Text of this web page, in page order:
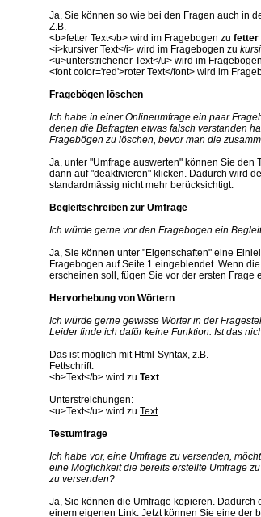
Ja, Sie können so wie bei den Fragen auch in
Z.B.
<b>fetter Text</b> wird im Fragebogen zu fetter
<i>kursiver Text</i> wird im Fragebogen zu
<u>unterstrichener Text</u> wird im
<font color='red'>roter Text</font> wird im
Fragebögen löschen
Ich habe in einer Onlineumfrage ein paar
denen die Befragten etwas falsch verstanden
Fragebögen zu löschen, bevor man die
Ja, unter "Umfrage auswerten" können Sie
dann auf "deaktivieren" klicken. Dadurch wird
standardmässig nicht mehr berücksichtigt.
Begleitschreiben zur Umfrage
Ich würde gerne vor den Fragebogen ein
Ja, Sie können unter "Eigenschaften" eine
Fragebogen auf Seite 1 eingeblendet. Wenn
erscheinen soll, fügen Sie vor der ersten Frage
Hervorhebung von Wörtern
Ich würde gerne gewisse Wörter in der
Leider finde ich dafür keine Funktion. Ist das
Das ist möglich mit Html-Syntax, z.B.
Fettschrift:
<b>Text</b> wird zu Text
Unterstreichungen:
<u>Text</u> wird zu Text
Testumfrage
Ich habe vor, eine Umfrage zu versenden,
eine Möglichkeit die bereits erstellte Umfrage
zu versenden?
Ja, Sie können die Umfrage kopieren.
einem eigenen Link. Jetzt können Sie eine der